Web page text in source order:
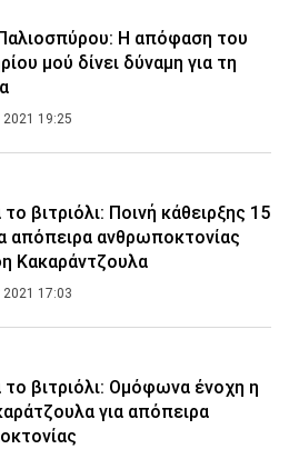
Η απόφαση του
μού δίνει δύναμη για τη
19:25
το βιτριόλι: Ποινή κάθειρξης 15
απόπειρα ανθρωποκτονίας
Κακαράντζουλα
17:03
το βιτριόλι: Ομόφωνα ένοχη η
για απόπειρα